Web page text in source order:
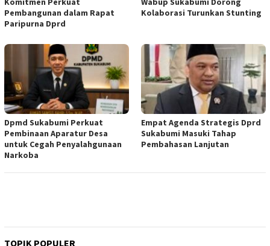
Pembangunan dalam Rapat
Paripurna Dprd
Kolaborasi Turunkan Stunting
Dpmd Sukabumi Perkuat
Pembinaan Aparatur Desa
untuk Cegah Penyalahgunaan
Narkoba
Empat Agenda Strategis Dprd
Sukabumi Masuki Tahap
Pembahasan Lanjutan
TOPIK POPULER